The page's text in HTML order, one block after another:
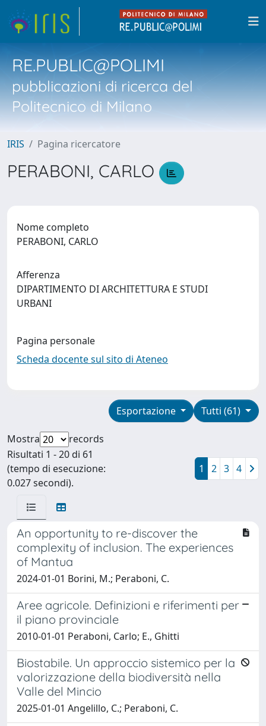
RE.PUBLIC@POLIMI
pubblicazioni di ricerca del
Politecnico di Milano
IRIS Pagina ricercatore
PERABONI, CARLO
Nome completo
PERABONI, CARLO
Afferenza
DIPARTIMENTO DI ARCHITETTURA E STUDI
URBANI
Pagina personale
Scheda docente sul sito di Ateneo
Tutti (61)
Esportazione
Mostra
records
Risultati 1 - 20 di 61
(tempo di esecuzione:
0.027 secondi).
1 2 3 4
An opportunity to re-discover the
complexity of inclusion. The experiences
of Mantua
2024-01-01 Borini, M.; Peraboni, C.
Aree agricole. Definizioni e riferimenti per
il piano provinciale
2010-01-01 Peraboni, Carlo; E., Ghitti
Biostabile. Un approccio sistemico per la
valorizzazione della biodiversità nella
Valle del Mincio
2025-01-01 Angelillo, C.; Peraboni, C.